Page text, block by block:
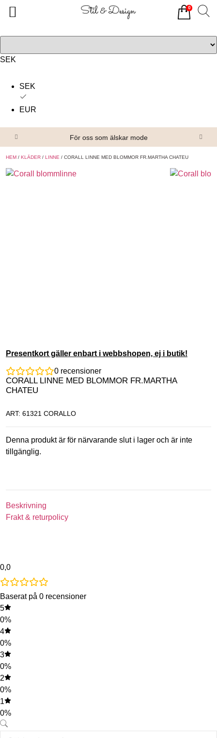
SEK
SEK
EUR
För oss som älskar mode
HEM / KLÄDER / LINNE / CORALL LINNE MED BLOMMOR FR.MARTHA CHATEU
Presentkort gäller enbart i webbshopen, ej i butik!
0 recensioner
CORALL LINNE MED BLOMMOR FR.MARTHA
CHATEU
ART: 61321 CORALLO
Denna produkt är för närvarande slut i lager och är inte
tillgänglig.
Beskrivning
Frakt & returpolicy
0,0
Baserat på 0 recensioner
5
0%
4
0%
3
0%
2
0%
1
0%
0
Alla produkter
Om oss